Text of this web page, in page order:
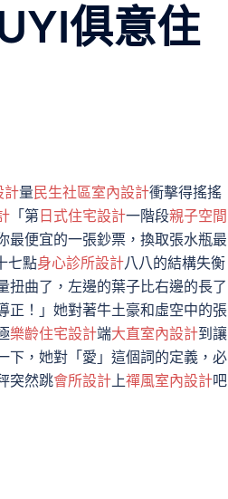
俱意住
計量 民生社區室內設計衝擊得搖搖
「第 日式住宅設計一階段親子空間
最便宜的一張鈔票，換取張水瓶最
七點身心診所設計八八的結構失衡
扭曲了，左邊的葉子比右邊的長了
正！」她對著牛土豪和虛空中的張
樂齡住宅設計端大直室內設計到讓
下，她對「愛」這個詞的定義，必
突然跳會所設計上禪風室內設計吧